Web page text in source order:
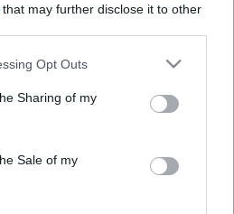
that may further disclose it to other
app uses one or more Google
behaviour. You may click to
and its third-party tags to
purposes in below Google
Opt Outs
Sharing of my
Sale of my
a most megszervezett
volt az egyedüli jelölt, aki 9,98-
tanácselnök rámutatott:
az intézményvezetői
október végén, az
kerül sor.